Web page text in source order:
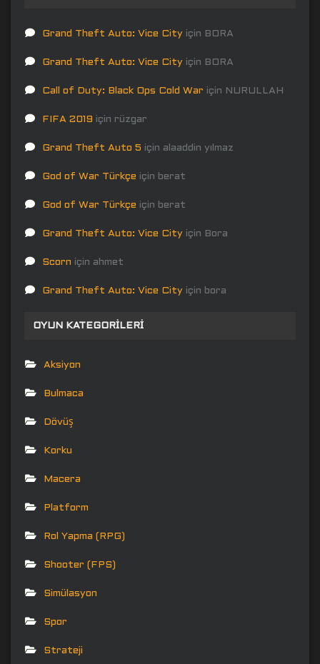
Grand Theft Auto: Vice City için BORA
Grand Theft Auto: Vice City için BORA
Call of Duty: Black Ops Cold War için NURULLAH
FIFA 2019 için rüzgar
Grand Theft Auto 5 için alaaddin yılmaz
God of War Türkçe için berat
God of War Türkçe için berat
Grand Theft Auto: Vice City için Bora
Scorn için ahmet
Grand Theft Auto: Vice City için bora
OYUN KATEGORILERI
Aksiyon
Bulmaca
Dövüş
Korku
Macera
Platform
Rol Yapma (RPG)
Shooter (FPS)
Simülasyon
Spor
Strateji